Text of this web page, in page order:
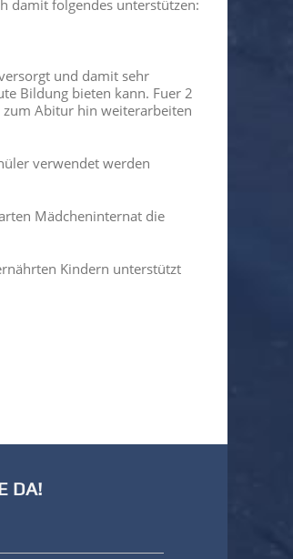
damit folgendes unterstützen:
und damit sehr
Bildung bieten kann. Fuer 2
zum Abitur hin weiterarbeiten
verwendet werden
Mädcheninternat die
Kindern unterstützt
DA!